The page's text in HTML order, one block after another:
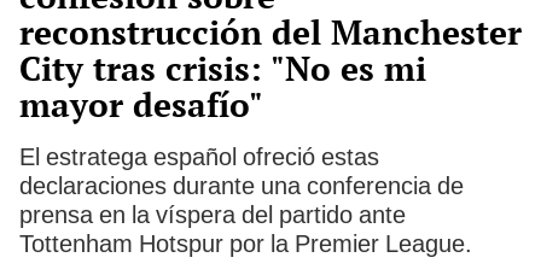
reconstrucción del Manchester
City tras crisis: "No es mi
mayor desafío"
El estratega español ofreció estas
declaraciones durante una conferencia de
prensa en la víspera del partido ante
Tottenham Hotspur por la Premier League.